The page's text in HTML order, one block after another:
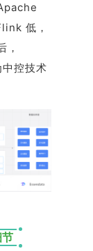
低，
，
控技术